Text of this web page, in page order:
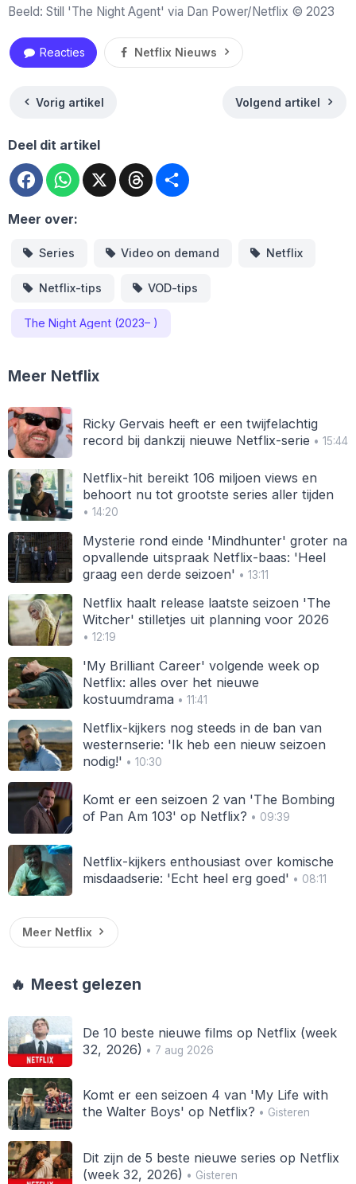
Beeld: Still 'The Night Agent' via Dan Power/Netflix © 2023
Reacties Netflix Nieuws
Vorig artikel Volgend artikel
Deel dit artikel
FacebookWhatsApp
X Threads
Meer over:
Series Video on demand Netflix
Netflix-tips VOD-tips
The Night Agent (2023– )
Meer Netflix
Ricky Gervais heeft er een twijfelachtig
record bij dankzij nieuwe Netflix-serie • 15:44
Netflix-hit bereikt 106 miljoen views en
behoort nu tot grootste series aller tijden
• 14:20
Mysterie rond einde 'Mindhunter' groter na
opvallende uitspraak Netflix-baas: 'Heel
graag een derde seizoen' • 13:11
Netflix haalt release laatste seizoen 'The
Witcher' stilletjes uit planning voor 2026
• 12:19
'My Brilliant Career' volgende week op
Netflix: alles over het nieuwe
kostuumdrama• 11:41
Netflix-kijkers nog steeds in de ban van
westernserie: 'Ik heb een nieuw seizoen
nodig!' • 10:30
Komt er een seizoen 2 van 'The Bombing
of Pan Am 103' op Netflix? • 09:39
Netflix-kijkers enthousiast over komische
misdaadserie: 'Echt heel erg goed' • 08:11
Meer Netflix
🔥 Meest gelezen
De 10 beste nieuwe films op Netflix (week
32, 2026) • 7 aug 2026
Komt er een seizoen 4 van 'My Life with
the Walter Boys' op Netflix? • Gisteren
Dit zijn de 5 beste nieuwe series op Netflix
(week 32, 2026) • Gisteren